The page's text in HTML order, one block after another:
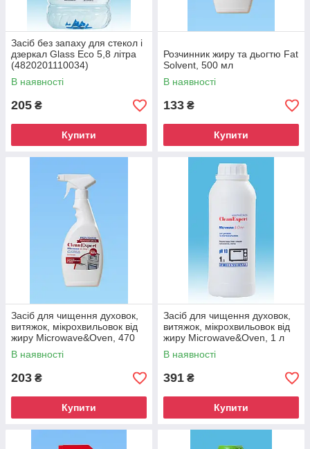
1
Якість досягнуто за рахунок використання
фірмових професійних препаратів німецького
виробництва.
2
Завдяки унікальним розробкам продукція бренду
специфічних забруднень.
Асортиментна лінійка бренду представлена
засобами для кухні, миття вікон та сантехніки,
Упаковка може використовуватися багато разів, а
наявність в асортименті 5 і 10 літрових упаковок
дозволяє економити кошти.
Забезпечте професійну якість
прибирання за доступною ціною
Замовте німецьку побутову хімію CleanExpert в
нашому магазині прямо зараз
високу якість сервісу та оперативну доставку
замовлення в будь-який куточок України.
Засіб без запаху для стекол і
дзеркал Glass Eco 5,8 літра
(4820201110034)
В наявності
205 ₴
Купити
Розчинник жиру та дьогтю Fat
Solvent, 500 мл
В наявності
133 ₴
Купити
Засіб для чищення духовок,
витяжок, мікрохвильовок від
жиру Microwave&Oven, 470
мл
В наявності
203 ₴
Купити
Засіб для чищення духовок,
витяжок, мікрохвильовок від
жиру Microwave&Oven, 1 л
В наявності
391 ₴
Купити